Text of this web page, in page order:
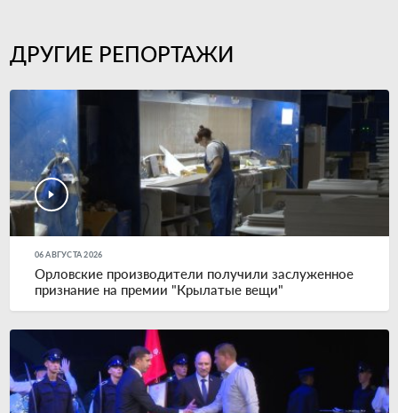
ДРУГИЕ РЕПОРТАЖИ
06 АВГУСТА 2026
Орловские производители получили заслуженное
признание на премии "Крылатые вещи"